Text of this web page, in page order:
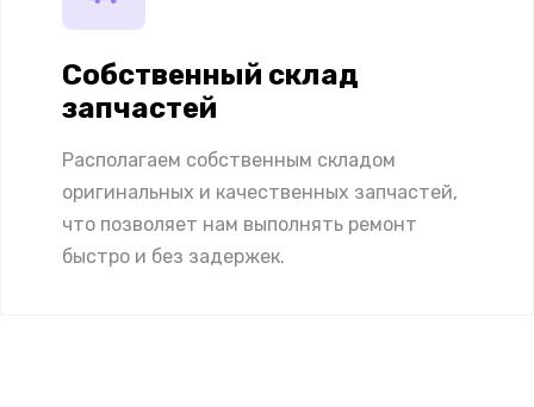
Собственный склад
запчастей
Располагаем собственным складом
оригинальных и качественных запчастей,
что позволяет нам выполнять ремонт
быстро и без задержек.